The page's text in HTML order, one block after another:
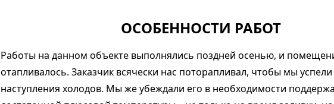
ОСОБЕННОСТИ РАБОТ
Работы на данном объекте выполнялись поздней осенью, и
отапливалось. Заказчик всячески нас поторапливал, чтобы мы
наступления холодов. Мы же убеждали его в необходимости